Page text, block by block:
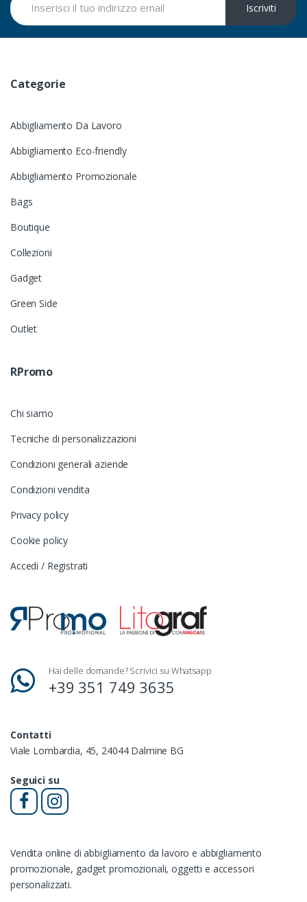
Iscriviti
Categorie
Abbigliamento Da Lavoro
Abbigliamento Eco-friendly
Abbigliamento Promozionale
Bags
Boutique
Collezioni
Gadget
Green Side
Outlet
RPromo
Chi siamo
Tecniche di personalizzazioni
Condizioni generali aziende
Condizioni vendita
Privacy policy
Cookie policy
Accedi / Registrati
Hai delle domande? Scrivici su Whatsapp
+39 351 749 3635
Contatti
Viale Lombardia, 45, 24044 Dalmine BG
Seguici su
Vendita online di abbigliamento da lavoro e abbigliamento
promozionale, gadget promozionali, oggetti e accessori
personalizzati.